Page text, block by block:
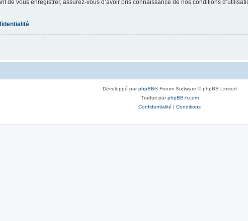
de vous enregistrer, assurez-vous d’avoir pris connaissance de nos conditions
Développé parphpBB® Forum Software © phpBB Limited
Traduit parphpBB-fr.com
Confidentialité | Conditions